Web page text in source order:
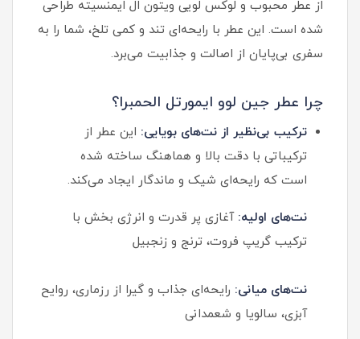
از عطر محبوب و لوکس لویی ویتون ال ایمنسیته طراحی
شده است. این عطر با رایحه‌ای تند و کمی تلخ، شما را به
سفری بی‌پایان از اصالت و جذابیت می‌برد.
چرا عطر جین لوو ایمورتل الحمبرا؟
ترکیب بی‌نظیر از نت‌های بویایی: این عطر از
ترکیباتی با دقت بالا و هماهنگ ساخته شده
است که رایحه‌ای شیک و ماندگار ایجاد می‌کند.
نت‌های اولیه: آغازی پر قدرت و انرژی بخش با
ترکیب گریپ فروت، ترنج و زنجبیل
نت‌های میانی: رایحه‌ای جذاب و گیرا از رزماری، روایح
آبزی، سالویا و شعمدانی